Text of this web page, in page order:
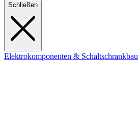
Schließen
Elektrokomponenten & Schaltschrankbau